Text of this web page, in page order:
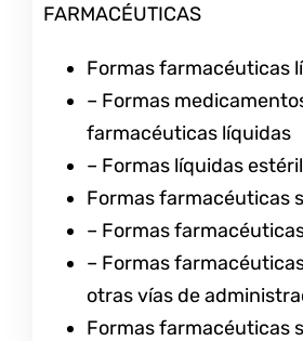
FARMACÉUTICAS
Formas farmacéuticas
– Formas
farmacéuticas líquidas
– Formas líquidas
Formas farmacéuticas
– Formas
– Formas
otras vías de
Formas farmacéuticas